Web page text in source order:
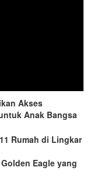
Akses
Anak Bangsa
Rumah di Lingkar
Eagle yang